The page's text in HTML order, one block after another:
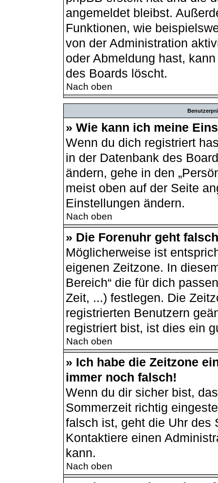
angemeldet bleibst.
Funktionen, wie
von der Administration
oder Abmeldung hast,
des Boards löscht.
Nach oben
» Wie kann ich meine
Wenn du dich registriert
in der Datenbank des
ändern, gehe in den
meist oben auf der Seite
Einstellungen ändern.
Nach oben
» Die Forenuhr geht
Möglicherweise ist
eigenen Zeitzone. In
Bereich“ die für dich
Zeit, ...) festlegen. Die
registrierten Benutzern
registriert bist, ist dies ein
Nach oben
» Ich habe die Zeitzone
immer noch falsch!
Wenn du dir sicher bist,
Sommerzeit richtig
falsch ist, geht die Uhr des
Kontaktiere einen
kann.
Nach oben